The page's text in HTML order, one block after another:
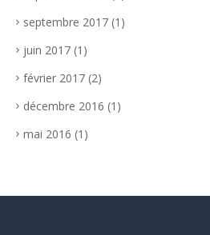
septembre 2017 (1)
juin 2017 (1)
février 2017 (2)
décembre 2016 (1)
mai 2016 (1)